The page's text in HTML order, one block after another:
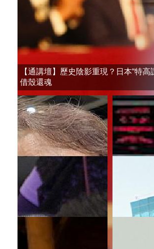
【通講壇】歷史陰影重現？日本“特高
借殼還魂